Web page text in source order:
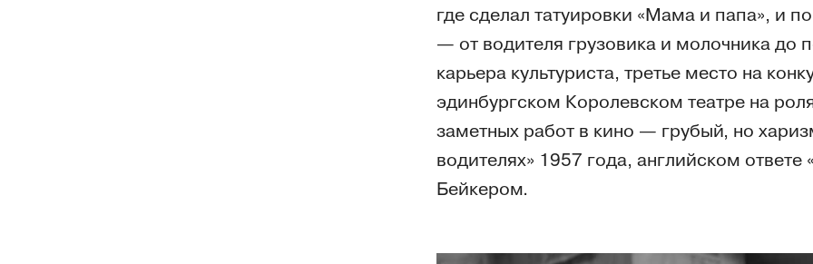
где сделал татуировки «Мама и папа», и
— от водителя грузовика и молочника
карьера культуриста, третье место на
эдинбургском Королевском театре на
заметных работ в кино — грубый, но
водителях» 1957 года, английском
Бейкером.